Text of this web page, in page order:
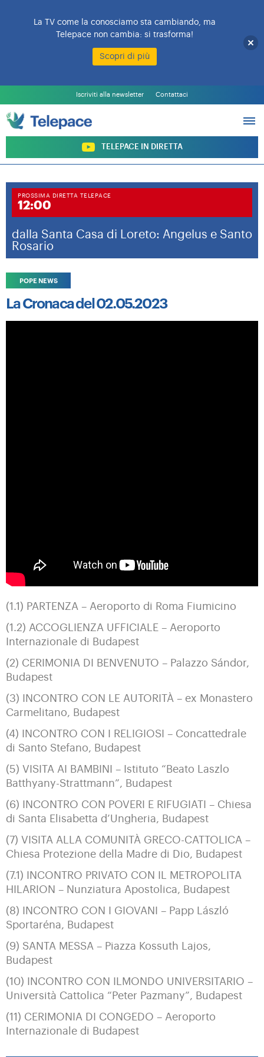
Iscriviti alla newsletter Contattaci
TELEPACE IN DIRETTA
L’EMITTENTE
PALINSESTO
PROGRAMMI
ARCHIVIO PROGRAMMI
SOSTIENI TELEPACE
PROSSIMA DIRETTA TELEPACE
12:00
dalla Santa Casa di Loreto: Angelus e Santo
Rosario
POPE NEWS
La Cronaca del 02.05.2023
(1.1) PARTENZA – Aeroporto di Roma Fiumicino
(1.2) ACCOGLIENZA UFFICIALE – Aeroporto
Internazionale di Budapest
(2) CERIMONIA DI BENVENUTO – Palazzo Sándor,
Budapest
(3) INCONTRO CON LE AUTORITÀ – ex Monastero
Carmelitano, Budapest
(4) INCONTRO CON I RELIGIOSI – Concattedrale
di Santo Stefano, Budapest
(5) VISITA AI BAMBINI – Istituto “Beato Laszlo
Batthyany-Strattmann”, Budapest
(6) INCONTRO CON POVERI E RIFUGIATI – Chiesa
di Santa Elisabetta d’Ungheria, Budapest
(7) VISITA ALLA COMUNITÀ GRECO-CATTOLICA –
Chiesa Protezione della Madre di Dio, Budapest
(7.1) INCONTRO PRIVATO CON IL METROPOLITA
HILARION – Nunziatura Apostolica, Budapest
(8) INCONTRO CON I GIOVANI – Papp László
Sportaréna, Budapest
(9) SANTA MESSA – Piazza Kossuth Lajos,
Budapest
(10) INCONTRO CON ILMONDO UNIVERSITARIO –
Università Cattolica “Peter Pazmany”, Budapest
(11) CERIMONIA DI CONGEDO – Aeroporto
Internazionale di Budapest
La TV come la conosciamo sta cambiando, ma
Telepace non cambia: si trasforma!
Scopri di più